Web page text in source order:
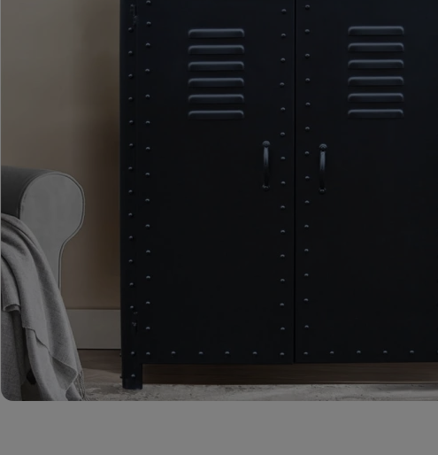
ROMA – MEBLE LOFTOWE MANGO I METAL
WESTPORT – LOFTOWE MEBLE VINTAGE
RIVERSIDE – POSTARZONE MEBLE LOFTOWE DREWNIANE
MILO – NOWOCZESNE MEBLE INDYJSKIE Z DREWNA MANGO